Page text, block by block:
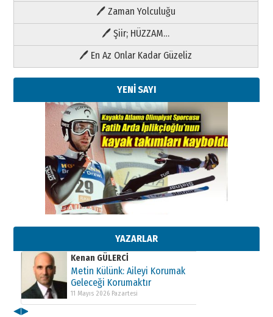
🖊 Zaman Yolculuğu
🖊 Şiir; HÜZZAM…
🖊 En Az Onlar Kadar Güzeliz
YENİ SAYI
YAZARLAR
Kenan GÜLERCİ
Metin Külünk: Aileyi Korumak
11 Mayıs 2026 Pazartesi
Kenan GÜLERCİ
Metin Külünk: Aileyi Korumak
Geleceği Korumaktır
11 Mayıs 2026 Pazartesi
◀▶